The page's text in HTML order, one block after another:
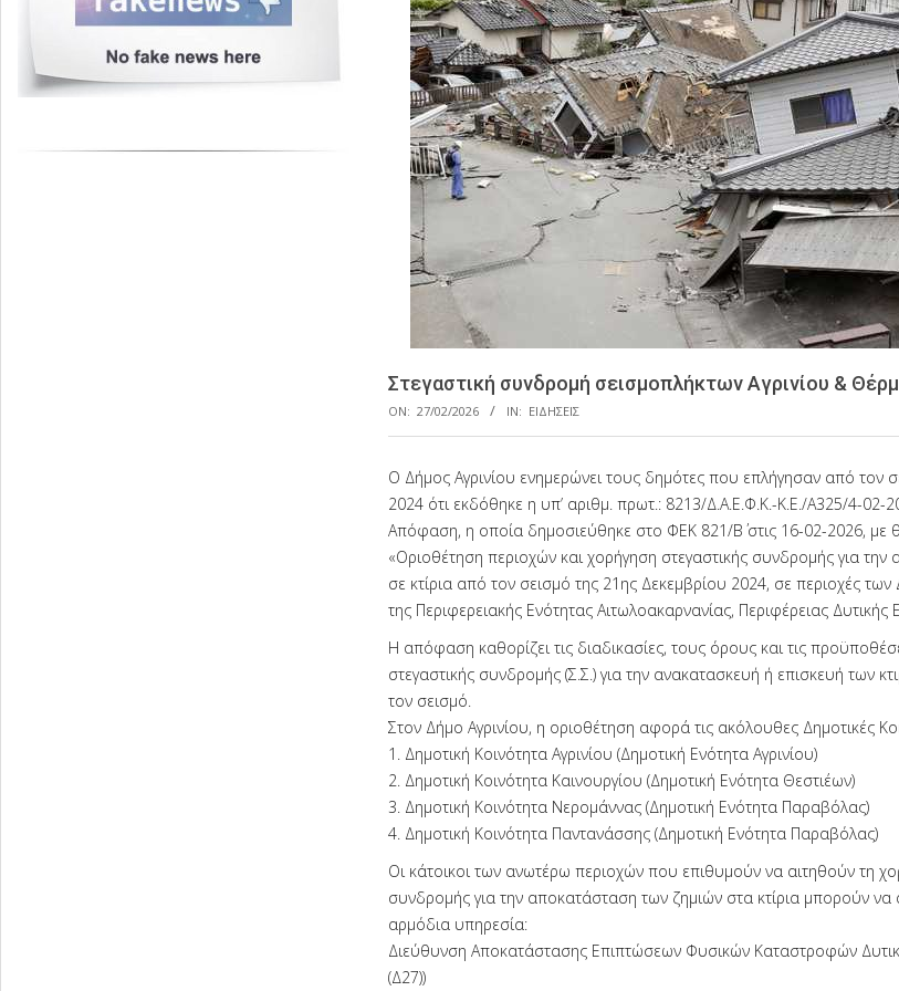
Στεγαστική συνδρομή σεισμοπλήκτων Αγρινίου &
ON: 27/02/2026 IN: ΕΙΔΗΣΕΙΣ
Ο Δήμος Αγρινίου ενημερώνει τους δημότες που επλήγησαν από τον
2024 ότι εκδόθηκε η υπ’ αριθμ. πρωτ.: 8213/Δ.Α.Ε.Φ.Κ.-Κ.Ε./Α325/4-02-
Απόφαση, η οποία δημοσιεύθηκε στο ΦΕΚ 821/Β΄ στις 16-02-2026, με
«Οριοθέτηση περιοχών και χορήγηση στεγαστικής συνδρομής για
σε κτίρια από τον σεισμό της 21ης Δεκεμβρίου 2024, σε περιοχές
της Περιφερειακής Ενότητας Αιτωλοακαρνανίας, Περιφέρειας Δυτικής
Η απόφαση καθορίζει τις διαδικασίες, τους όρους και τις
στεγαστικής συνδρομής (Σ.Σ.) για την ανακατασκευή ή επισκευή των
τον σεισμό.
Στον Δήμο Αγρινίου, η οριοθέτηση αφορά τις ακόλουθες Δημοτικές
1. Δημοτική Κοινότητα Αγρινίου (Δημοτική Ενότητα Αγρινίου)
2. Δημοτική Κοινότητα Καινουργίου (Δημοτική Ενότητα Θεστιέων)
3. Δημοτική Κοινότητα Νερομάννας (Δημοτική Ενότητα Παραβόλας)
4. Δημοτική Κοινότητα Παντανάσσης (Δημοτική Ενότητα Παραβόλας)
Οι κάτοικοι των ανωτέρω περιοχών που επιθυμούν να αιτηθούν τη
συνδρομής για την αποκατάσταση των ζημιών στα κτίρια μπορούν να
αρμόδια υπηρεσία:
Διεύθυνση Αποκατάστασης Επιπτώσεων Φυσικών Καταστροφών
(Δ27))